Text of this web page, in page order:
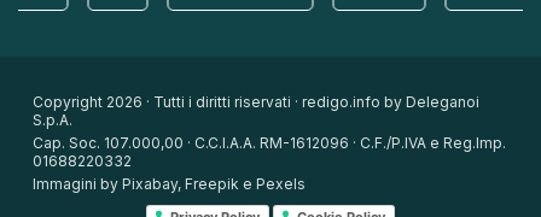
Copyright 2026 · Tutti i diritti riservati · redigo.info by Deleganoi
S.p.A.
Cap. Soc. 107.000,00 · C.C.I.A.A. RM-1612096 · C.F./P.IVA e Reg.Imp.
01688220332
Immagini by Pixabay, Freepik e Pexels